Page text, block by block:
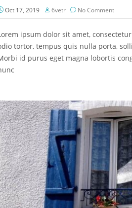
Oct 17, 2019 6vetr No Comment
ipsum dolor sit amet,
tortor, tempus quis nulla porta,
id purus eget magna lobortis